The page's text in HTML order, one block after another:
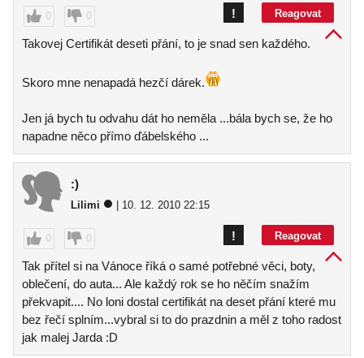
0 0 Reagovat
!
Takovej Certifikát deseti přání, to je snad sen každého.
Skoro mne nenapadá hezčí dárek.
Jen já bych tu odvahu dát ho neměla ...bála bych se, že ho
napadne něco přímo ďábelského ...
:)
Lilimi | 10. 12. 2010 22:15
0 0 Reagovat
!
Tak přítel si na Vánoce říká o samé potřebné věci, boty,
oblečení, do auta... Ale každý rok se ho něčím snažím
překvapit.... No loni dostal certifikát na deset přání které mu
bez řečí splním...vybral si to do prazdnin a měl z toho radost
jak malej Jarda :D